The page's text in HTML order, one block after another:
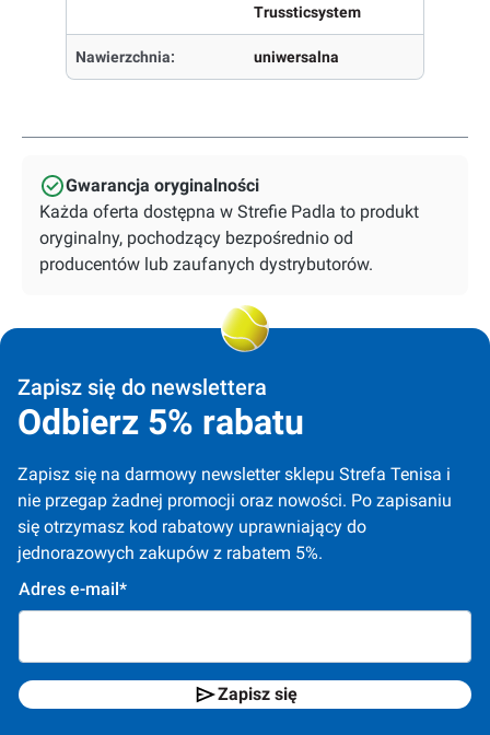
Trussticsystem
Nawierzchnia: uniwersalna
Gwarancja oryginalności
Każda oferta dostępna w Strefie Padla to produkt
oryginalny, pochodzący bezpośrednio od
producentów lub zaufanych dystrybutorów.
Zapisz się do newslettera
Odbierz 5% rabatu
Zapisz się na darmowy newsletter sklepu Strefa Tenisa i
nie przegap żadnej promocji oraz nowości. Po zapisaniu
się otrzymasz kod rabatowy uprawniający do
jednorazowych zakupów z rabatem 5%.
Adres e-mail*
Zapisz się